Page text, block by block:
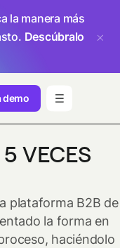
la manera más
Descúbralo
demo
VECES
plataforma B2B de
la forma en
haciéndolo